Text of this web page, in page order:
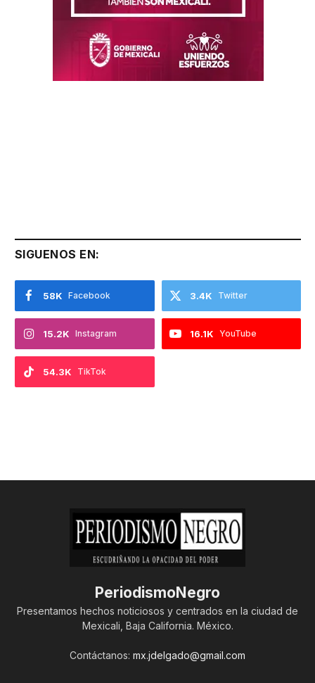
SIGUENOS EN:
Facebook
58K Twitter
3.4K
Instagram
15.2K YouTube
16.1K
TikTok
54.3K
PeriodismoNegro
Presentamos hechos noticiosos y centrados en la ciudad de
Mexicali, Baja California. México.
Contáctanos: mx.jdelgado@gmail.com